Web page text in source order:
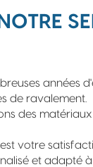
années
de ravalement.
des
votre
et adapté à